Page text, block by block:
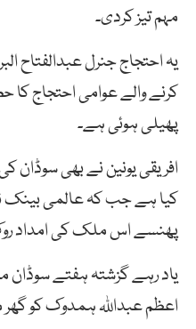
مہم تیز کردی۔
یہ احتجاج جنرل عبدالفتاح
کرنے والے عوامی احتجاج
پھیلی ہوئی ہے۔
افریقی یونین نے بھی سوڈان
کیا ہے جب کہ عالمی بینک
پھنسے اس ملک کی امداد
یاد رہے گزشتہ ہفتے سوڈان
اعظم عبداللہ ہمدوک کو گھر